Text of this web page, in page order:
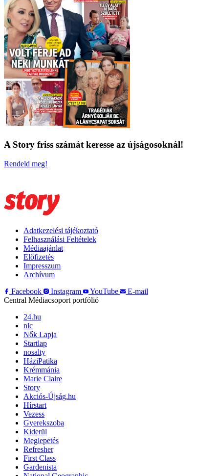
A Story friss számát keresse az újságosoknál!
Rendeld meg!
Adatkezelési tájékoztató
Felhasználási Feltételek
Médiaajánlat
Előfizetés
Impresszum
Archívum
Facebook
Instagram YouTube
E-mail
Central Médiacsoport portfólió
24.hu
nlc
Nők Lapja
Startlap
nosalty
HáziPatika
Krémmánia
Marie Claire
Story
Akciós-Újság.hu
Hírstart
Vezess
Gyerekszoba
Kiderül
Meglepetés
Refresher
First Class
Gardenista